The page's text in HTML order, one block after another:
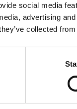
social media
advertising
collected
ИМЯ